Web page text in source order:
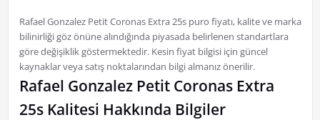
Rafael Gonzalez Petit Coronas Extra 25s puro fiyatı, kalite ve marka
bilinirliği göz önüne alındığında piyasada belirlenen standartlara
göre değişiklik göstermektedir. Kesin fiyat bilgisi için güncel
kaynaklar veya satış noktalarından bilgi almanız önerilir.
Rafael Gonzalez Petit Coronas Extra
25s Kalitesi Hakkında Bilgiler